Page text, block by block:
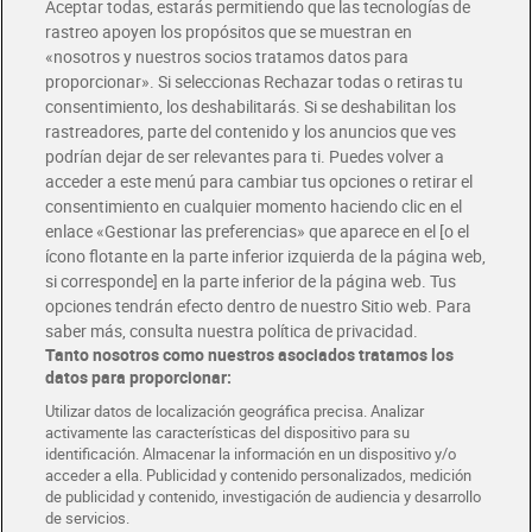
Envío estandar por 4,99€
Glovo y Uber Eats
Solicita tu factura de Glovo o Uber Eats
Únete al CLUB Dia
Disfruta las ventajas y ofertas exclusivas.
Descárgate la APP Dia
Folletos y Tiendas
Descubre las mejores ofertas y busca tu tienda más cercana
Tarjeta MaX Dia
Te devuelve hasta 8€/mes de tus compras.
¡Solicita tu tarjeta de crédito aquí!
COMER MEJOR CADA DIA
COLABORA CON DIA ABRE TU TIENDA DIA CORPORATE
Aceptar todas, estarás permitiendo que las tecnologías de
rastreo apoyen los propósitos que se muestran en
«nosotros y nuestros socios tratamos datos para
proporcionar». Si seleccionas Rechazar todas o retiras tu
consentimiento, los deshabilitarás. Si se deshabilitan los
rastreadores, parte del contenido y los anuncios que ves
podrían dejar de ser relevantes para ti. Puedes volver a
acceder a este menú para cambiar tus opciones o retirar el
consentimiento en cualquier momento haciendo clic en el
enlace «Gestionar las preferencias» que aparece en el [o el
ícono flotante en la parte inferior izquierda de la página web,
si corresponde] en la parte inferior de la página web. Tus
opciones tendrán efecto dentro de nuestro Sitio web. Para
saber más, consulta nuestra política de privacidad.
Tanto nosotros como nuestros asociados tratamos los
datos para proporcionar:
Utilizar datos de localización geográfica precisa. Analizar
activamente las características del dispositivo para su
identificación. Almacenar la información en un dispositivo y/o
acceder a ella. Publicidad y contenido personalizados, medición
de publicidad y contenido, investigación de audiencia y desarrollo
de servicios.